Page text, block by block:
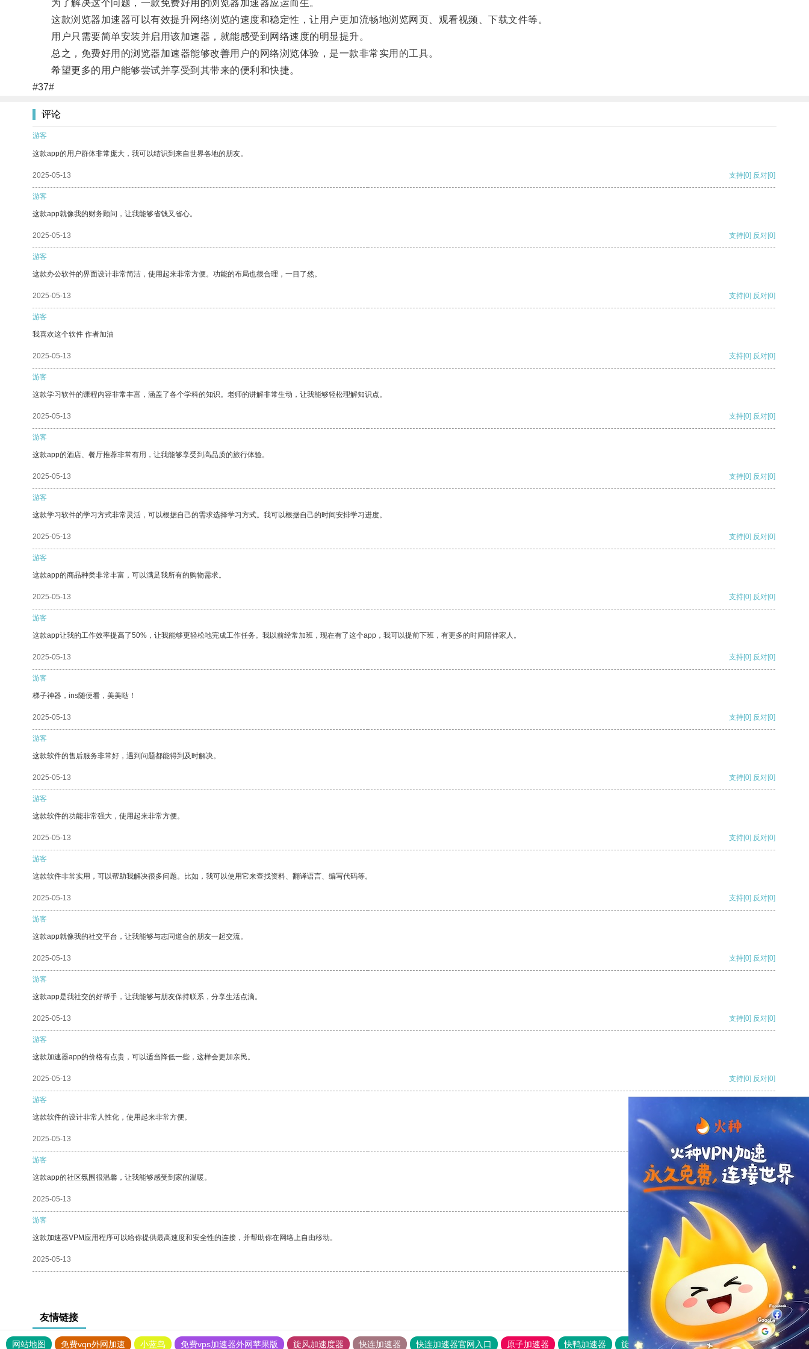
为了解决这个问题，一款免费好用的浏览器加速器应运而生。
这款浏览器加速器可以有效提升网络浏览的速度和稳定性，让用户更加流畅地浏览网页、观看视频、下载文件等。
用户只需要简单安装并启用该加速器，就能感受到网络速度的明显提升。
总之，免费好用的浏览器加速器能够改善用户的网络浏览体验，是一款非常实用的工具。
希望更多的用户能够尝试并享受到其带来的便利和快捷。
#37#
评论
游客
这款app的用户群体非常庞大，我可以结识到来自世界各地的朋友。
2025-05-13 支持[0] 反对[0]
游客
这款app就像我的财务顾问，让我能够省钱又省心。
2025-05-13 支持[0] 反对[0]
游客
这款办公软件的界面设计非常简洁，使用起来非常方便。功能的布局也很合理，一目了然。
2025-05-13 支持[0] 反对[0]
游客
我喜欢这个软件 作者加油
2025-05-13 支持[0] 反对[0]
游客
这款学习软件的课程内容非常丰富，涵盖了各个学科的知识。老师的讲解非常生动，让我能够轻松理解知识点。
2025-05-13 支持[0] 反对[0]
游客
这款app的酒店、餐厅推荐非常有用，让我能够享受到高品质的旅行体验。
2025-05-13 支持[0] 反对[0]
游客
这款学习软件的学习方式非常灵活，可以根据自己的需求选择学习方式。我可以根据自己的时间安排学习进度。
2025-05-13 支持[0] 反对[0]
游客
这款app的商品种类非常丰富，可以满足我所有的购物需求。
2025-05-13 支持[0] 反对[0]
游客
这款app让我的工作效率提高了50%，让我能够更轻松地完成工作任务。我以前经常加班，现在有了这个app，我可以提前下班，有更多的时间陪伴家人。
2025-05-13 支持[0] 反对[0]
游客
梯子神器，ins随便看，美美哒！
2025-05-13 支持[0] 反对[0]
游客
这款软件的售后服务非常好，遇到问题都能得到及时解决。
2025-05-13 支持[0] 反对[0]
游客
这款软件的功能非常强大，使用起来非常方便。
2025-05-13 支持[0] 反对[0]
游客
这款软件非常实用，可以帮助我解决很多问题。比如，我可以使用它来查找资料、翻译语言、编写代码等。
2025-05-13 支持[0] 反对[0]
游客
这款app就像我的社交平台，让我能够与志同道合的朋友一起交流。
2025-05-13 支持[0] 反对[0]
游客
这款app是我社交的好帮手，让我能够与朋友保持联系，分享生活点滴。
2025-05-13 支持[0] 反对[0]
游客
这款加速器app的价格有点贵，可以适当降低一些，这样会更加亲民。
2025-05-13 支持[0] 反对[0]
游客
这款软件的设计非常人性化，使用起来非常方便。
2025-05-13
游客
这款app的社区氛围很温馨，让我能够感受到家的温暖。
2025-05-13 反对
游客
这款加速器VPM应用程序可以给你提供最高速度和安全性的连接，并帮助你在网络上自由移动。
2025-05-13 反对[0]
友情链接
网站地图 免费vqn外网加速 小蓝鸟 免费vps加速器外网苹果版 旋风加速度器 快连加速器 快连加速器官网入口 原子加速器 快鸭加速器 旋风加速度器 外网网址导航 软件中心